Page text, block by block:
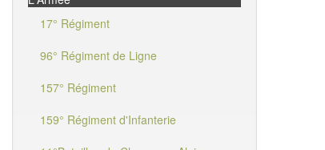
17° Régiment
96° Régiment de Ligne
157° Régiment
159° Régiment d'Infanterie